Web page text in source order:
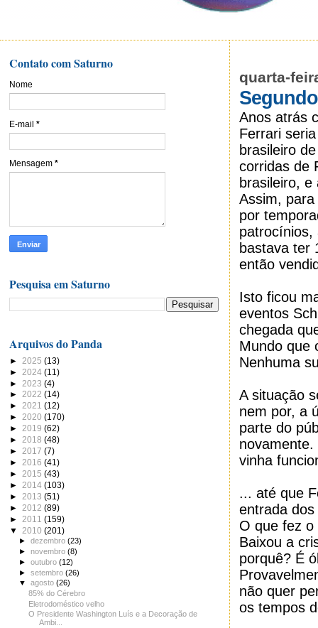
quarta-
Anos atrás
Ferrari
brasileiro
corridas de
brasileiro,
Assim,
por
patrocínios,
bastava ter
então
Isto ficou
eventos
chegada
Mundo que
Nenhuma
A situação
nem por, a
parte do
vinha
... até que
entrada
O que fez o
Baixou a
porquê? É
não quer
os tempos
Contato com Saturno
Nome
E-mail *
Mensagem *
Pesquisa em Saturno
Arquivos do Panda
► 2025 (13)
► 2024 (11)
► 2023 (4)
► 2022 (14)
► 2021 (12)
► 2020 (170)
► 2019 (62)
► 2018 (48)
► 2017 (7)
► 2016 (41)
► 2015 (43)
► 2014 (103)
► 2013 (51)
► 2012 (89)
► 2011 (159)
▼ 2010 (201)
►dezembro(23)
►novembro(8)
►outubro(12)
►setembro(26)
▼agosto(26)
85% do Cérebro
Eletrodoméstico velho
O Presidente Washington Luís e a Decoração de
Ambi...